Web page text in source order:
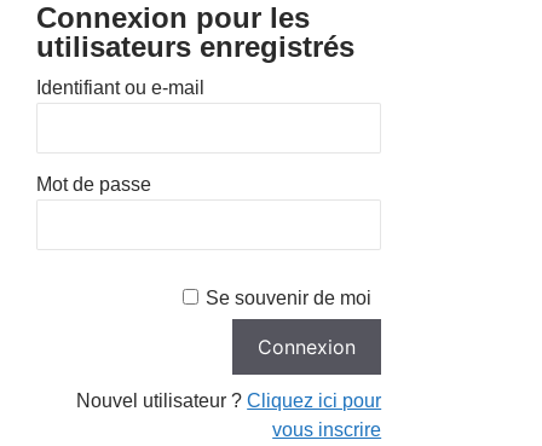
Connexion pour les
utilisateurs enregistrés
Identifiant ou e-mail
Mot de passe
Se souvenir de moi
Nouvel utilisateur ?Cliquez ici pour
vous inscrire